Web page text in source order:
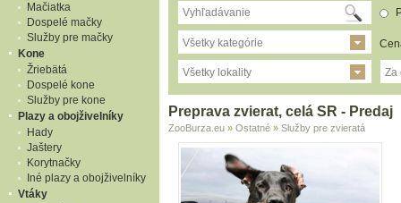
Mačiatka
Dospelé mačky
Služby pre mačky
Kone
Žriebätá
Dospelé kone
Služby pre kone
Plazy a obojživelníky
Hady
Jaštery
Korytnačky
Iné plazy a obojživelníky
Vtáky
Všetky kategórie
Všetky lokality Za
Preprava zvierat, celá SR - Predaj
ZooBurza.eu » Ostatné » Služby pre zvieratá